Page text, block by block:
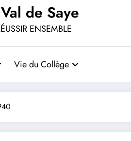
de Saye
ENSEMBLE
Vie du Collège